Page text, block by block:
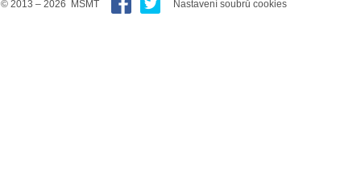
© 2013 – 2026 MŠMT Nastavení soubrů cookies